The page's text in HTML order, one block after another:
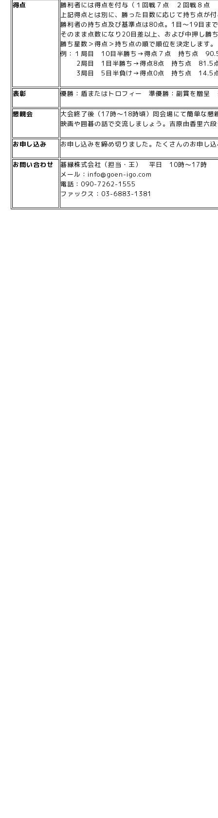
得点
勝利者には得点を付与（１回戦７点 ２回戦８
上記得点とは別に、勝った目数に応じて持ち点が
勝利者の持ち点及び基準点は80点。1目～19目ま
そのまま点数になり20目差以上、および中押し勝
勝ち星数＞得点＞持ち点の順で順位を決定します。
例：１局目 10目半勝ち→得点７点 持ち点
2局目 1目半勝ち→得点8点 持ち点 81.5
3局目 5目半負け→得点0点 持ち点 14.5
表彰 優勝：盾またはトロフィー 準優勝：副賞を贈呈
懇親会
大会終了後（17時～18時頃）同会場にて簡単な懇
映画や囲碁の話で交流しましょう。吉原由香里六
お申し込み お申し込みを締め切りました。たくさんのお申し
お問い合わせ
碁縁株式会社（担当・王） 平日 10時～17時
メール：info@goen-igo.com
電話：090-7262-1555
ファックス：03-6883-1381